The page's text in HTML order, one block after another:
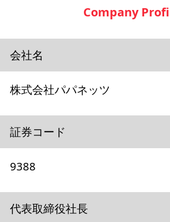
Company
会社名
株式会社パパネッツ
証券コード
9388
代表取締役社長